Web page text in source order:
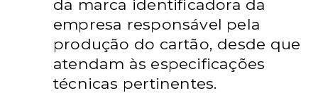
da marca identificadora da
empresa responsável pela
produção do cartão, desde que
atendam às especificações
técnicas pertinentes.